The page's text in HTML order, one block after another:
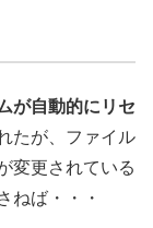
が自動的にリセ
たが、ファイル
変更されている
ねば・・・